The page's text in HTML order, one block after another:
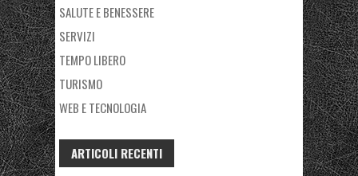
SALUTE E BENESSERE
SERVIZI
TEMPO LIBERO
TURISMO
WEB E TECNOLOGIA
ARTICOLI RECENTI